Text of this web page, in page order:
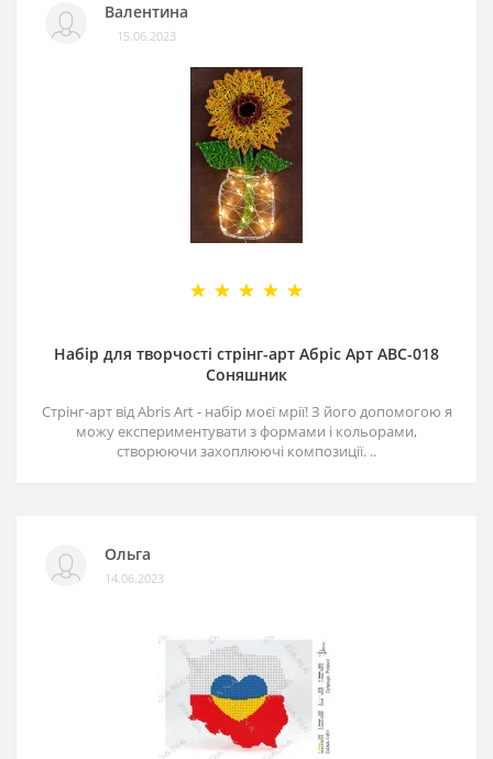
Валентина
15.06.2023
Набір для творчості стрінг-арт Абріс Арт АВС-018
Соняшник
Стрінг-арт від Abris Art - набір моєї мрії! З його допомогою я
можу експериментувати з формами і кольорами,
створюючи захоплюючі композиції. ..
Ольга
14.06.2023